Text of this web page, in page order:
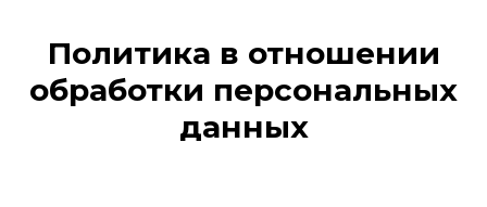
Политика в отношении
обработки персональных
данных